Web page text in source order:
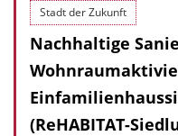
n
l
o
a
Stadt der Zukunft
Nachhaltige
(ReHABITAT-